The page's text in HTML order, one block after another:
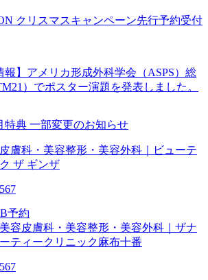
クリスマスキャンペーン先行予約受付
報】アメリカ形成外科学会（ASPS）総
）でポスター演題を発表しました。
特典 一部変更のお知らせ
予約